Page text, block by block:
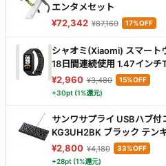
エンタメセット
¥72,342 ¥87,160 17%OFF
シャオミ(Xiaomi) スマー
18日間連続使用 1.47イン
理 チップ強化 軽量デザイン
Android対応 ブラック
¥2,960 ¥3,480
15%OFF
+30pt (1%還元)
サンワサプライ USBハブ
KG3UH2BK ブラック テン
¥2,800 ¥4,180
33%OFF
+28pt (1%還元)